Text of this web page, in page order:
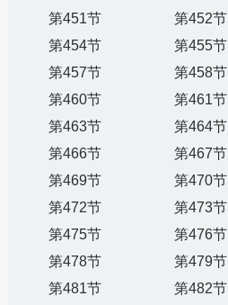
第451节
第452节
第454节
第455节
第457节
第458节
第460节
第461节
第463节
第464节
第466节
第467节
第469节
第470节
第472节
第473节
第475节
第476节
第478节
第479节
第481节
第482节